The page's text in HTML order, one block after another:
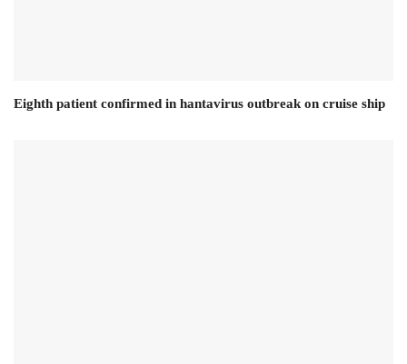
Eighth patient confirmed in hantavirus outbreak on cruise ship